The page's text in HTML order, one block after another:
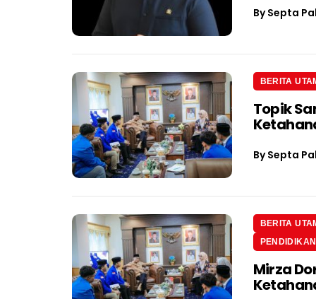
BySepta
BERITA
Topik
BySepta
BERITA
PENDIDIKAN
Mirza